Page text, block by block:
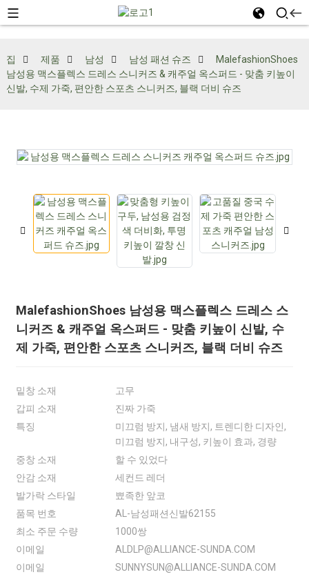
집 제품 남성 남성 패션 슈즈
MalefashionShoes
남성용 맥스플렉스 드레스 스니커즈 & 캐주얼 옥스퍼드 - 맞춤 키높이
신발, 수제 가죽, 편안한 스포츠 스니커즈, 블랙 더비 슈즈
MalefashionShoes 남성용 맥스플렉스 드레스 스
니커즈 & 캐주얼 옥스퍼드 - 맞춤 키높이 신발, 수
제 가죽, 편안한 스포츠 스니커즈, 블랙 더비 슈즈
밑창 소재
고무
갑피 소재
진짜 가죽
특징
미끄럼 방지, 냄새 방지, 트렌디한 디자인,
미끄럼 방지, 내구성, 키높이 효과, 경량
중창 소재
할 수 있었다
안감 소재
세컨드 레더
발가락 스타일
뾰족한 앞코
품목 번호
AL-남성패션신발62155
최소 주문 수량
1000쌍
이메일
ALDLP@ALLIANCE-SUNDA.COM
이메일
SUNNYSUN@ALLIANCE-SUNDA.COM